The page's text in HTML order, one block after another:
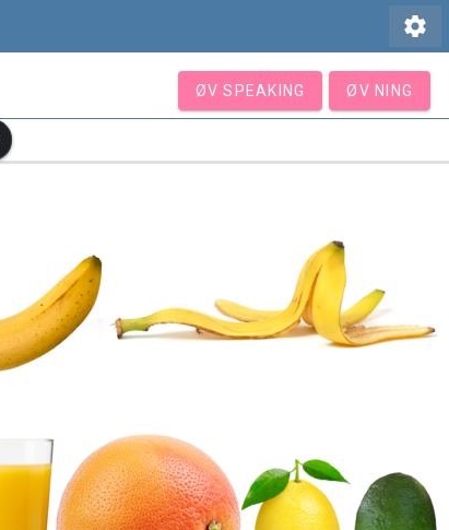
settings
ØV SPEAKING ØV NING